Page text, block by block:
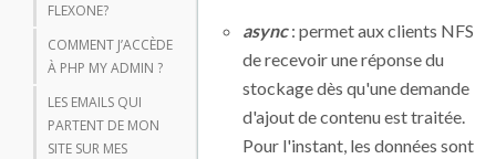
FLEXONE?
COMMENT J’ACCÈDE
À PHP MY ADMIN ?
LES EMAILS QUI
PARTENT DE MON
SITE SUR MES
async : permet aux clients NFS
de recevoir une réponse du
stockage dès qu'une demande
d'ajout de contenu est traitée.
Pour l'instant, les données sont